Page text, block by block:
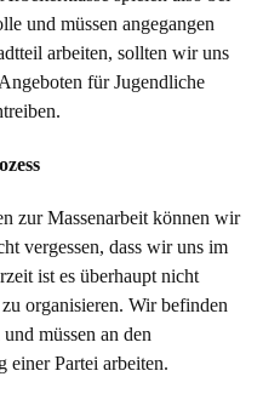
und müssen angegangen
arbeiten, sollten wir uns
für Jugendliche
zur Massenarbeit können wir
vergessen, dass wir uns im
ist es überhaupt nicht
organisieren. Wir befinden
müssen an den
einer Partei arbeiten.